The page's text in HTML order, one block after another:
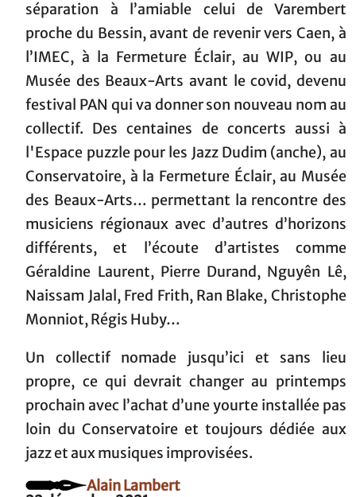
séparation à l’amiable celui de Varembert
proche du Bessin, avant de revenir vers Caen, à
l’IMEC, à la Fermeture Éclair, au WIP, ou au
Musée des Beaux-Arts avant le covid, devenu
festival PAN qui va donner son nouveau nom au
collectif. Des centaines de concerts aussi à
l'Espace puzzle pour les Jazz Dudim (anche), au
Conservatoire, à la Fermeture Éclair, au Musée
des Beaux-Arts… permettant la rencontre des
musiciens régionaux avec d’autres d’horizons
différents, et l’écoute d’artistes comme
Géraldine Laurent, Pierre Durand, Nguyên Lê,
Naissam Jalal, Fred Frith, Ran Blake, Christophe
Monniot, Régis Huby…
Un collectif nomade jusqu’ici et sans lieu
propre, ce qui devrait changer au printemps
prochain avec l’achat d’une yourte installée pas
loin du Conservatoire et toujours dédiée aux
jazz et aux musiques improvisées.
Alain Lambert